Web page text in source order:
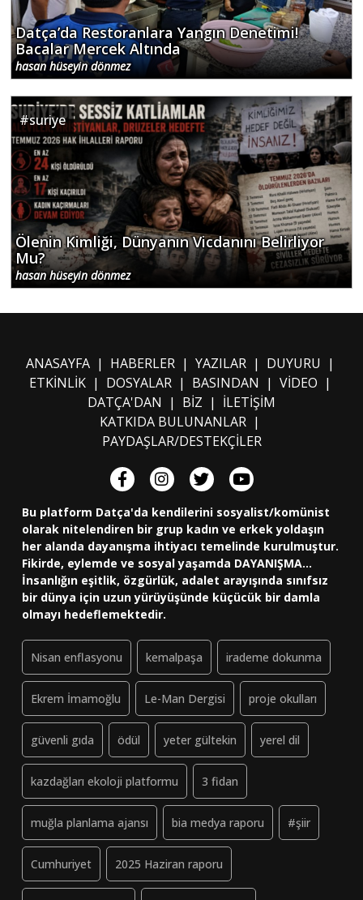
Datça’da Restoranlara Yangın Denetimi!
Bacalar Mercek Altında
hasan hüseyin dönmez
#suriye
Ölenin Kimliği, Dünyanın Vicdanını Belirliyor
Mu?
hasan hüseyin dönmez
ANASAYFA| HABERLER| YAZILAR| DUYURU |
ETKİNLİK| DOSYALAR| BASINDAN | VİDEO |
DATÇA'DAN | BİZ | İLETİŞİM
KATKIDA BULUNANLAR |
PAYDAŞLAR/DESTEKÇİLER
Bu platform Datça'da kendilerini sosyalist/komünist
olarak nitelendiren bir grup kadın ve erkek yoldaşın
her alanda dayanışma ihtiyacı temelinde kurulmuştur.
Fikirde, eylemde ve sosyal yaşamda DAYANIŞMA...
İnsanlığın eşitlik, özgürlük, adalet arayışında sınıfsız
bir dünya için uzun yürüyüşünde küçücük bir damla
olmayı hedeflemektedir.
Nisan enflasyonu kemalpaşa irademe dokunma
Ekrem İmamoğlu Le-Man Dergisi proje okulları
güvenli gıda ödül yeter gültekin yerel dil
kazdağları ekoloji platformu 3 fidan
muğla planlama ajansı bia medya raporu #şiir
Cumhuriyet 2025 Haziran raporu